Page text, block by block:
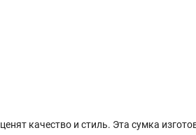
качество и стиль. Эта сумка